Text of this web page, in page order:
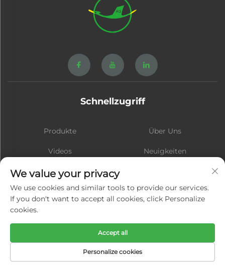
Schnellzugriff
Produkte Über Uns
Videos Neuigkeiten
Kontakt
Rechte vorbehalten - Datenschutzrichtlinie
We value your privacy
We use cookies and similar tools to provide our services.
If you don't want to accept all cookies, click Personalize
cookies.
Personalize cookies
Accept all